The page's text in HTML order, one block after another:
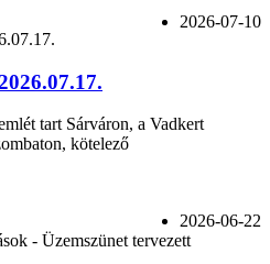
2026-07-10
tart Sárváron, a Vadkert
kötelező
2026-06-22